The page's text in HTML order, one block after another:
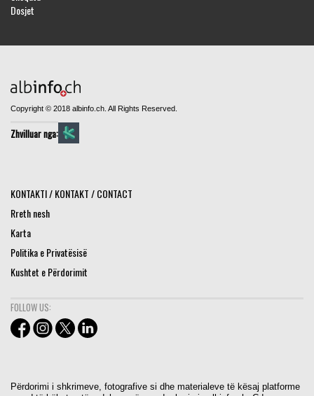
Dosjet
Copyright © 2018 albinfo.ch. All Rights Reserved.
Zhvilluar nga:
KONTAKTI / KONTAKT / CONTACT
Rreth nesh
Karta
Politika e Privatësisë
Kushtet e Përdorimit
FOLLOW US:
Përdorimi i shkrimeve, fotografive si dhe materialeve të kësaj platforme